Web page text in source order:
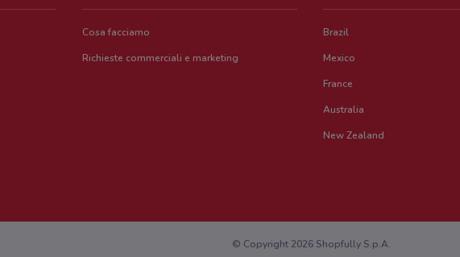
Cosa facciamo
Richieste commerciali e marketing
Brazil
Mexico
France
Australia
New Zealand
© Copyright 2026 Shopfully S.p.A.